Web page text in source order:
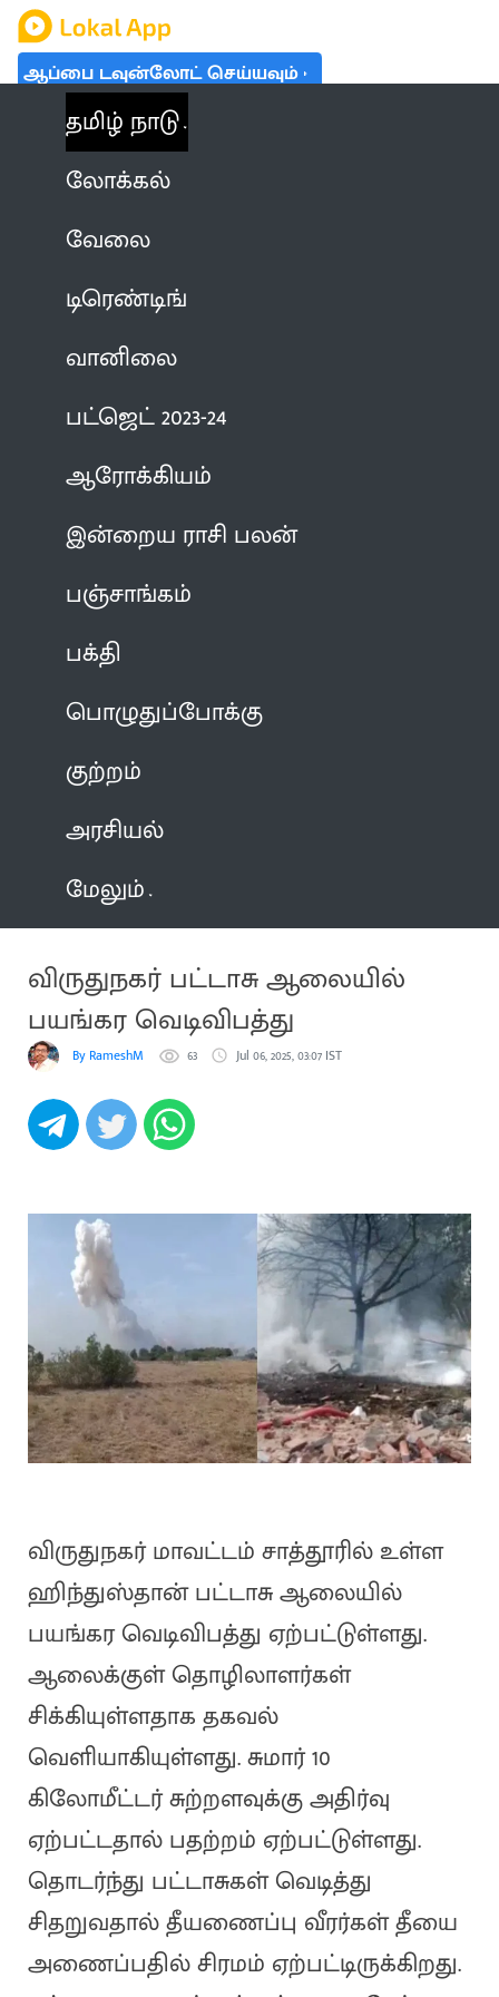
ஆப்பை டவுன்லோட் செய்யவும்
தமிழ் நாடு
லோக்கல்
வேலை
டிரெண்டிங்
வானிலை
பட்ஜெட் 2023-24
ஆரோக்கியம்
இன்றைய ராசி பலன்
பஞ்சாங்கம்
பக்தி
பொழுதுப்போக்கு
குற்றம்
அரசியல்
மேலும்
விருதுநகர் பட்டாசு ஆலையில்
பயங்கர வெடிவிபத்து
By RameshM 63 Jul 06, 2025, 03:07 IST
விருதுநகர் மாவட்டம் சாத்தூரில் உள்ள
ஹிந்துஸ்தான் பட்டாசு ஆலையில்
பயங்கர வெடிவிபத்து ஏற்பட்டுள்ளது.
ஆலைக்குள் தொழிலாளர்கள்
சிக்கியுள்ளதாக தகவல்
வெளியாகியுள்ளது. சுமார் 10
கிலோமீட்டர் சுற்றளவுக்கு அதிர்வு
ஏற்பட்டதால் பதற்றம் ஏற்பட்டுள்ளது.
தொடர்ந்து பட்டாசுகள் வெடித்து
சிதறுவதால் தீயணைப்பு வீரர்கள் தீயை
அணைப்பதில் சிரமம் ஏற்பட்டிருக்கிறது.